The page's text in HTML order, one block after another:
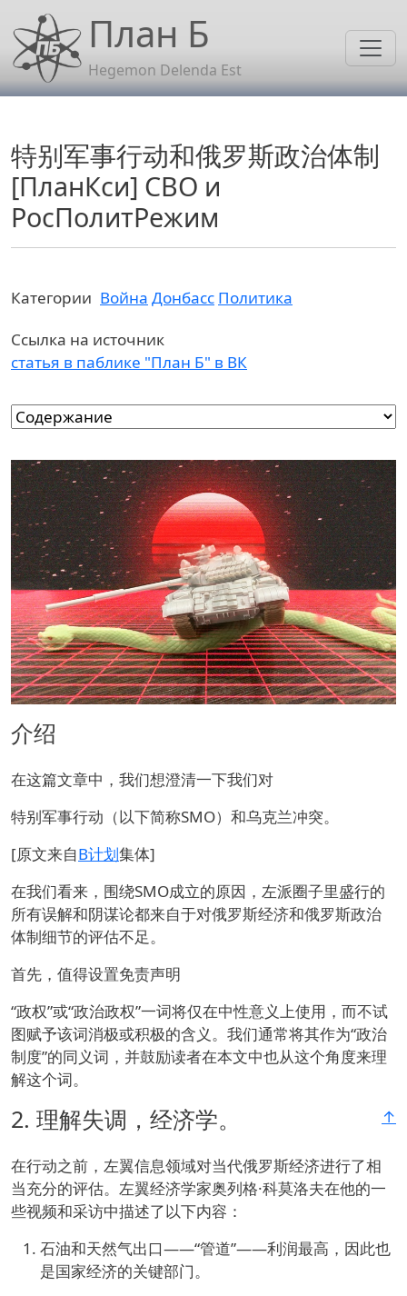
Перейти к основному содержанию
План Б
Hegemon Delenda Est
特别军事行动和俄罗斯政治体制
[ПланКси] СВО и
РосПолитРежим
Категории Война Донбасс Политика
Ссылка на источник
статья в паблике "План Б" в ВК
介绍
在这篇文章中，我们想澄清一下我们对
特别军事行动（以下简称SMO）和乌克兰冲突。
[原文来自B计划集体]
在我们看来，围绕SMO成立的原因，左派圈子里盛行的
所有误解和阴谋论都来自于对俄罗斯经济和俄罗斯政治
体制细节的评估不足。
首先，值得设置免责声明
“政权”或“政治政权”一词将仅在中性意义上使用，而不试
图赋予该词消极或积极的含义。我们通常将其作为“政治
制度”的同义词，并鼓励读者在本文中也从这个角度来理
解这个词。
↑
2. 理解失调，经济学。
在行动之前，左翼信息领域对当代俄罗斯经济进行了相
当充分的评估。左翼经济学家奥列格·科莫洛夫在他的一
些视频和采访中描述了以下内容：
石油和天然气出口——“管道”——利润最高，因此也
是国家经济的关键部门。